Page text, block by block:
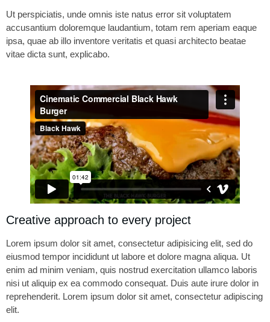
Ut perspiciatis, unde omnis iste natus error sit voluptatem
accusantium doloremque laudantium, totam rem aperiam eaque
ipsa, quae ab illo inventore veritatis et quasi architecto beatae
vitae dicta sunt, explicabo.
Creative approach to every project
Lorem ipsum dolor sit amet, consectetur adipisicing elit, sed do
eiusmod tempor incididunt ut labore et dolore magna aliqua. Ut
enim ad minim veniam, quis nostrud exercitation ullamco laboris
nisi ut aliquip ex ea commodo consequat. Duis aute irure dolor in
reprehenderit. Lorem ipsum dolor sit amet, consectetur adipiscing
elit.